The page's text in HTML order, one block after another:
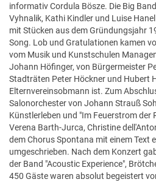
informativ Cordula Bösze. Die Big
Vyhnalik, Kathi Kindler und Luise
mit Stücken aus dem Gründungsjahr
Song. Lob und Gratulationen kamen
vom Musik und Kunstschulen
Johann Höfinger, von Bürgermeister
Stadträten Peter Höckner und Hubert
Elternvereinsobmann ist. Zum
Salonorchester von Johann Strauß
Künstlerleben und "Im Feuerstrom der
Verena Barth-Jurca, Christine
dem Chorus Spontana mit einem Text
umgeschrieben. Nach dem Konzert
der Band "Acoustic Experience",
450 Gäste waren absolut begeistert